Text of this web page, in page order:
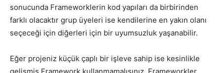
sonucunda Frameworklerin kod yapıları da birbirinden
farklı olacaktır grup üyeleri ise kendilerine en yakın olanı
seçeceği için diğerleri için bir uyumsuzluk yaşanabilir.
Eğer projeniz küçük çaplı bir işleve sahip ise kesinlikle